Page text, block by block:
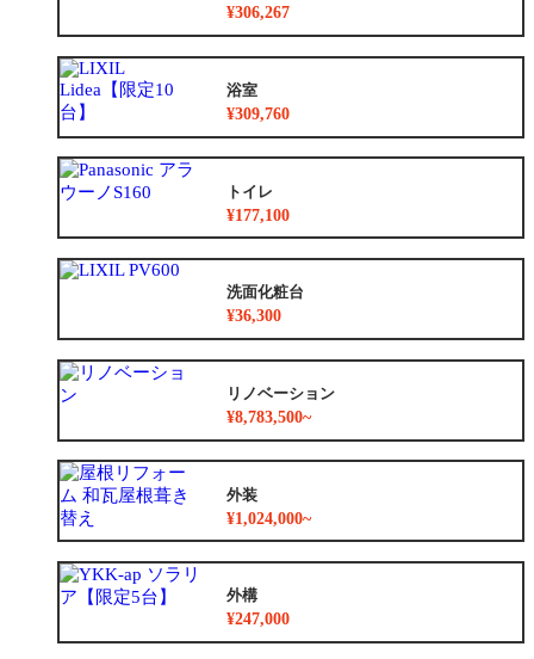
¥306,267
浴室
¥309,760
トイレ
¥177,100
洗面化粧台
¥36,300
リノベーション
¥8,783,500~
外装
¥1,024,000~
外構
¥247,000